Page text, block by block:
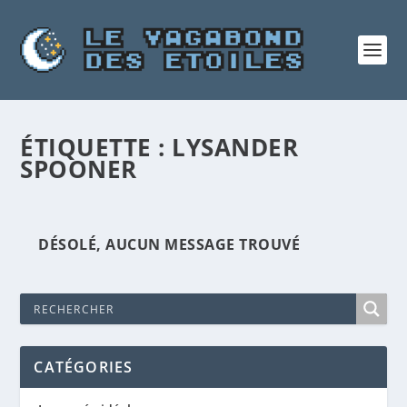
ÉTIQUETTE : LYSANDER
SPOONER
DÉSOLÉ, AUCUN MESSAGE TROUVÉ
CATÉGORIES